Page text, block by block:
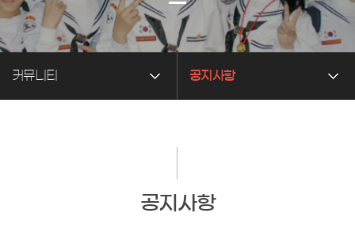
커뮤니티 공지사항
공지사항